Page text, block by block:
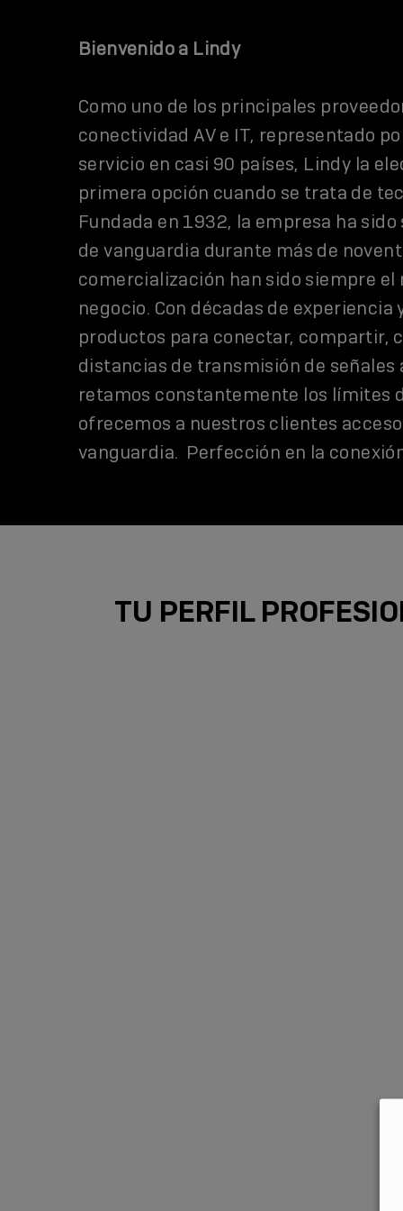
Bienvenido a Lindy
Como uno de los principales
conectividad AV e IT, representado
servicio en casi 90 países, Lindy la
primera opción cuando se trata de
Fundada en 1932, la empresa ha
de vanguardia durante más de
comercialización han sido siempre el
negocio. Con décadas de
productos para conectar, compartir,
distancias de transmisión de señales
retamos constantemente los límites
ofrecemos a nuestros clientes
vanguardia. Perfección en la
TU PERFIL